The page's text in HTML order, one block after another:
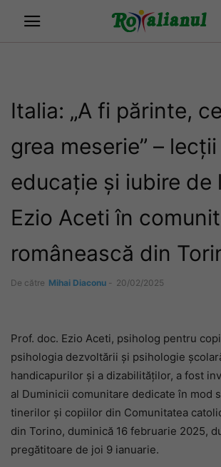
Italia: „A fi părinte,
grea meserie” –
educație și iubire de
Ezio Aceti în
românească din
De către Mihai Diaconu - 20/02/2025
Prof. doc. Ezio Aceti, psiholog pentru
psihologia dezvoltării și psihologie
handicapurilor și a dizabilităților, a fost
al Duminicii comunitare dedicate în mod
tinerilor și copiilor din Comunitatea
din Torino, duminică 16 februarie 2025,
pregătitoare de joi 9 ianuarie.